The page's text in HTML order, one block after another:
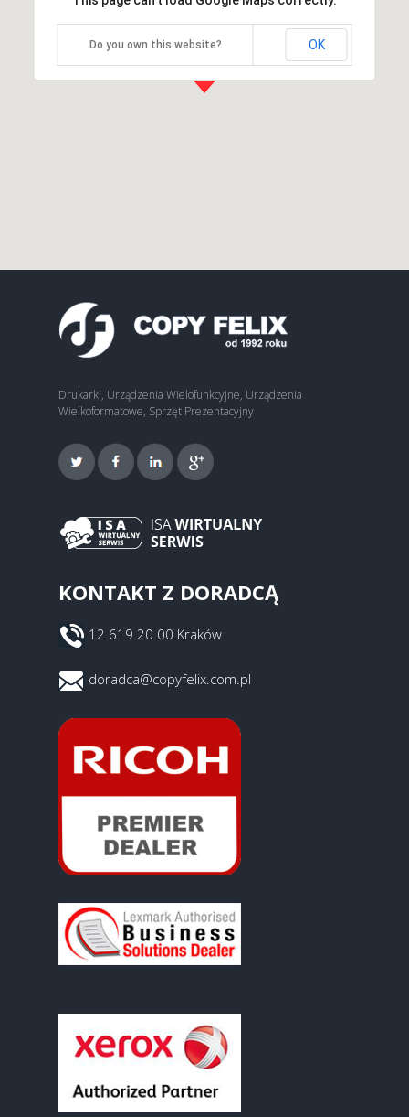
Do you own this website? OK
Drukarki, Urządzenia Wielofunkcyjne, Urządzenia
Wielkoformatowe, Sprzęt Prezentacyjny
KONTAKT Z DORADCĄ
12 619 20 00 Kraków
doradca@copyfelix.com.pl